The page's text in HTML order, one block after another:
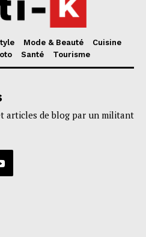
Mode & Beauté
Cuisine
Santé Tourisme
articles de blog par un militant